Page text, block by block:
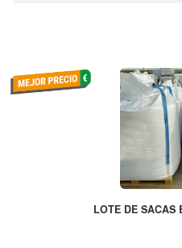
LOTE DE SACAS